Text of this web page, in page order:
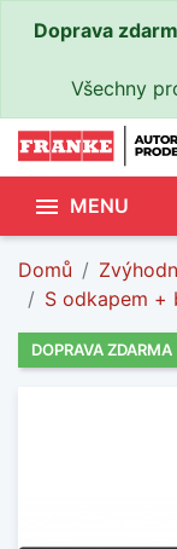
Doprava
Všechny
 MENU
Domů
S odkapem +
DOPRAVA ZDARMA